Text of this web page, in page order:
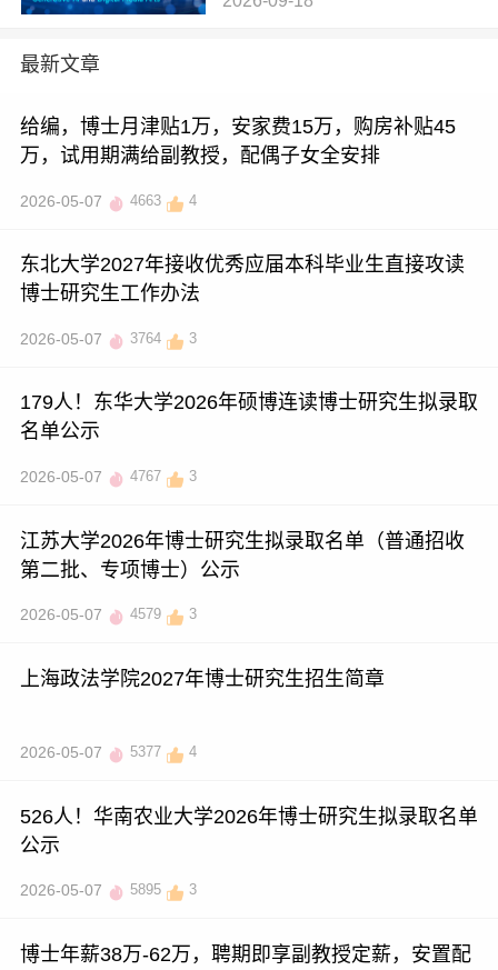
术会议 (GAIDMA 2026)
最新文章
给编，博士月津贴1万，安家费15万，购房补贴45
万，试用期满给副教授，配偶子女全安排
2026-05-07 4663 4
东北大学2027年接收优秀应届本科毕业生直接攻读
博士研究生工作办法
2026-05-07 3764 3
179人！东华大学2026年硕博连读博士研究生拟录取
名单公示
2026-05-07 4767 3
江苏大学2026年博士研究生拟录取名单（普通招收
第二批、专项博士）公示
2026-05-07 4579 3
上海政法学院2027年博士研究生招生简章
2026-05-07 5377 4
526人！华南农业大学2026年博士研究生拟录取名单
公示
2026-05-07 5895 3
博士年薪38万-62万，聘期即享副教授定薪，安置配